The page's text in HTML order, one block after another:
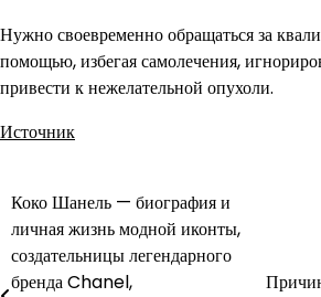
Нужно своевременно обращаться за
помощью, избегая самолечения,
привести к нежелательной опухоли.
Источник
Навигация
по
записям
Коко Шанель — биография и
личная жизнь модной иконты,
создательницы легендарного
бренда Chanel,